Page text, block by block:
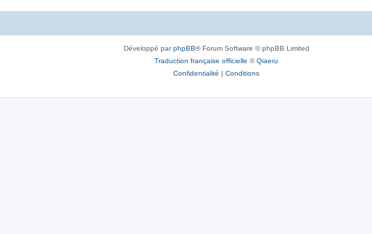
Développé parphpBB® Forum Software © phpBB Limited
Traduction française officielle ©Qiaeru
Confidentialité | Conditions